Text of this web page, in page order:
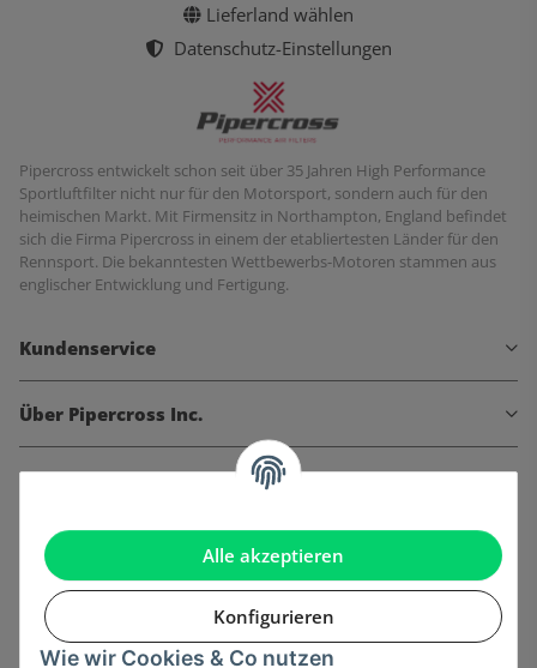
Alle akzeptieren
Konfigurieren
Wie wir Cookies & Co nutzen
Lieferland wählen
Datenschutz-Einstellungen
Pipercross entwickelt schon seit über 35 Jahren High Performance
Sportluftfilter nicht nur für den Motorsport, sondern auch für den
heimischen Markt. Mit Firmensitz in Northampton, England befindet
sich die Firma Pipercross in einem der etabliertesten Länder für den
Rennsport. Die bekanntesten Wettbewerbs-Motoren stammen aus
englischer Entwicklung und Fertigung.
Kundenservice
Über Pipercross Inc.
Informationen
Gesetzliche Informationen